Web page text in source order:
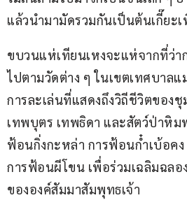
แล้วนำมามัดรวมกันเป็นต้นเกี๊ยะ
ขบวนแห่เทียนเหงจะแห่จากที่ว่า
ไปตามวัดต่าง ๆ ในเขตเทศบาล
การละเล่นที่แสดงถึงวิถีชีวิตของ
เทพบุตร เทพธิดา และสัตว์ป่าหิม
ฟ้อนกิ่งกะหล่า การฟ้อนกํ๋าเบ้อค
การฟ้อนผีโขน เพื่อร่วมเฉลิมฉลอ
ขององค์สัมมาสัมพุทธเจ้า